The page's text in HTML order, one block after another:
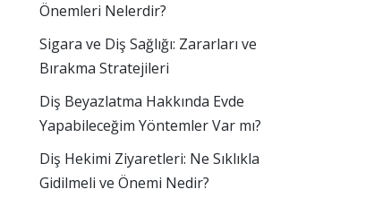
Önemleri Nelerdir?
Sigara ve Diş Sağlığı: Zararları ve
Bırakma Stratejileri
Diş Beyazlatma Hakkında Evde
Yapabileceğim Yöntemler Var mı?
Diş Hekimi Ziyaretleri: Ne Sıklıkla
Gidilmeli ve Önemi Nedir?